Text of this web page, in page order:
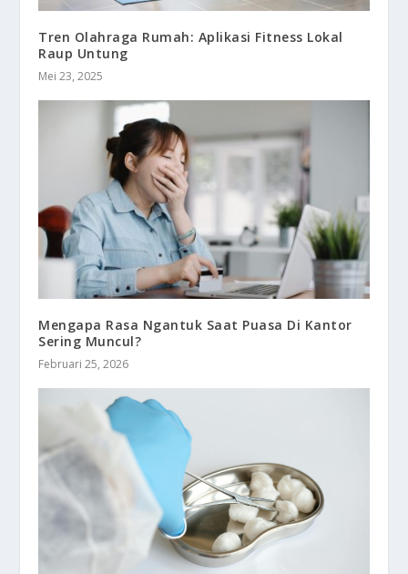
Tren Olahraga Rumah: Aplikasi Fitness Lokal
Raup Untung
Mei 23, 2025
Mengapa Rasa Ngantuk Saat Puasa Di Kantor
Sering Muncul?
Februari 25, 2026